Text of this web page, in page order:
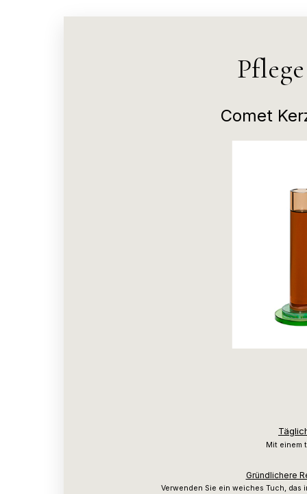
Comet
Mit einem
Gründlichere
Verwenden Sie ein weiches Tuch, das